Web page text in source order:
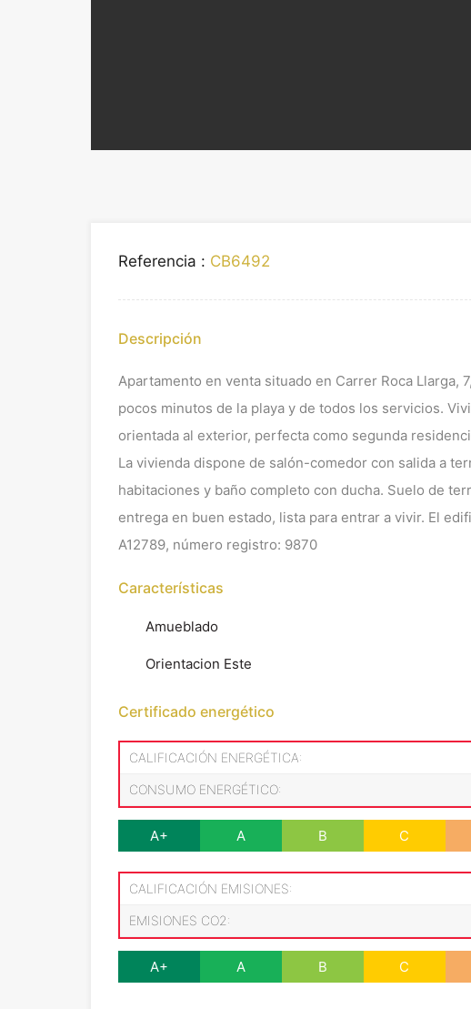
Referencia : CB6492
Descripción
Apartamento en venta situado en Carrer Roca Llarga,
pocos minutos de la playa y de todos los servicios.
orientada al exterior, perfecta como segunda
La vivienda dispone de salón-comedor con salida a
habitaciones y baño completo con ducha. Suelo de
entrega en buen estado, lista para entrar a vivir. El
A12789, número registro: 9870
Características
Amueblado
Orientacion Este
Certificado energético
CALIFICACIÓN ENERGÉTICA:
CONSUMO ENERGÉTICO:
A+ A B C
CALIFICACIÓN EMISIONES:
EMISIONES CO2:
A+ A B C